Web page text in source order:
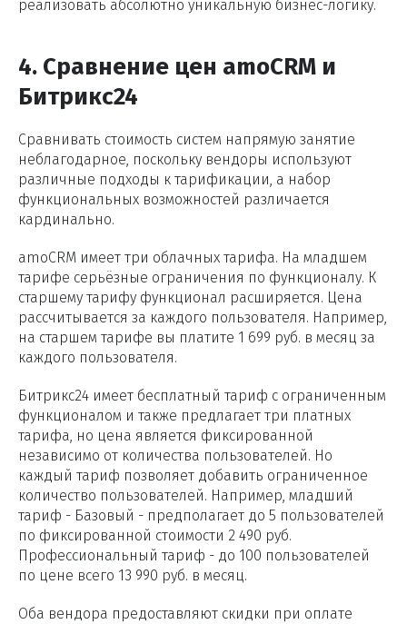
реализовать абсолютно уникальную бизнес-логику.
4. Сравнение цен amoCRM и
Битрикс24
Сравнивать стоимость систем напрямую занятие
неблагодарное, поскольку вендоры используют
различные подходы к тарификации, а набор
функциональных возможностей различается
кардинально.
amoCRM имеет три облачных тарифа. На младшем
тарифе серьёзные ограничения по функционалу. К
старшему тарифу функционал расширяется. Цена
рассчитывается за каждого пользователя. Например,
на старшем тарифе вы платите 1 699 руб. в месяц за
каждого пользователя.
Битрикс24 имеет бесплатный тариф с ограниченным
функционалом и также предлагает три платных
тарифа, но цена является фиксированной
независимо от количества пользователей. Но
каждый тариф позволяет добавить ограниченное
количество пользователей. Например, младший
тариф - Базовый - предполагает до 5 пользователей
по фиксированной стоимости 2 490 руб.
Профессиональный тариф - до 100 пользователей
по цене всего 13 990 руб. в месяц.
Оба вендора предоставляют скидки при оплате